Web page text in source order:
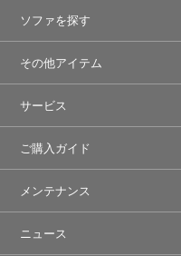
ソファを探す
その他アイテム
サービス
ご購入ガイド
メンテナンス
ニュース